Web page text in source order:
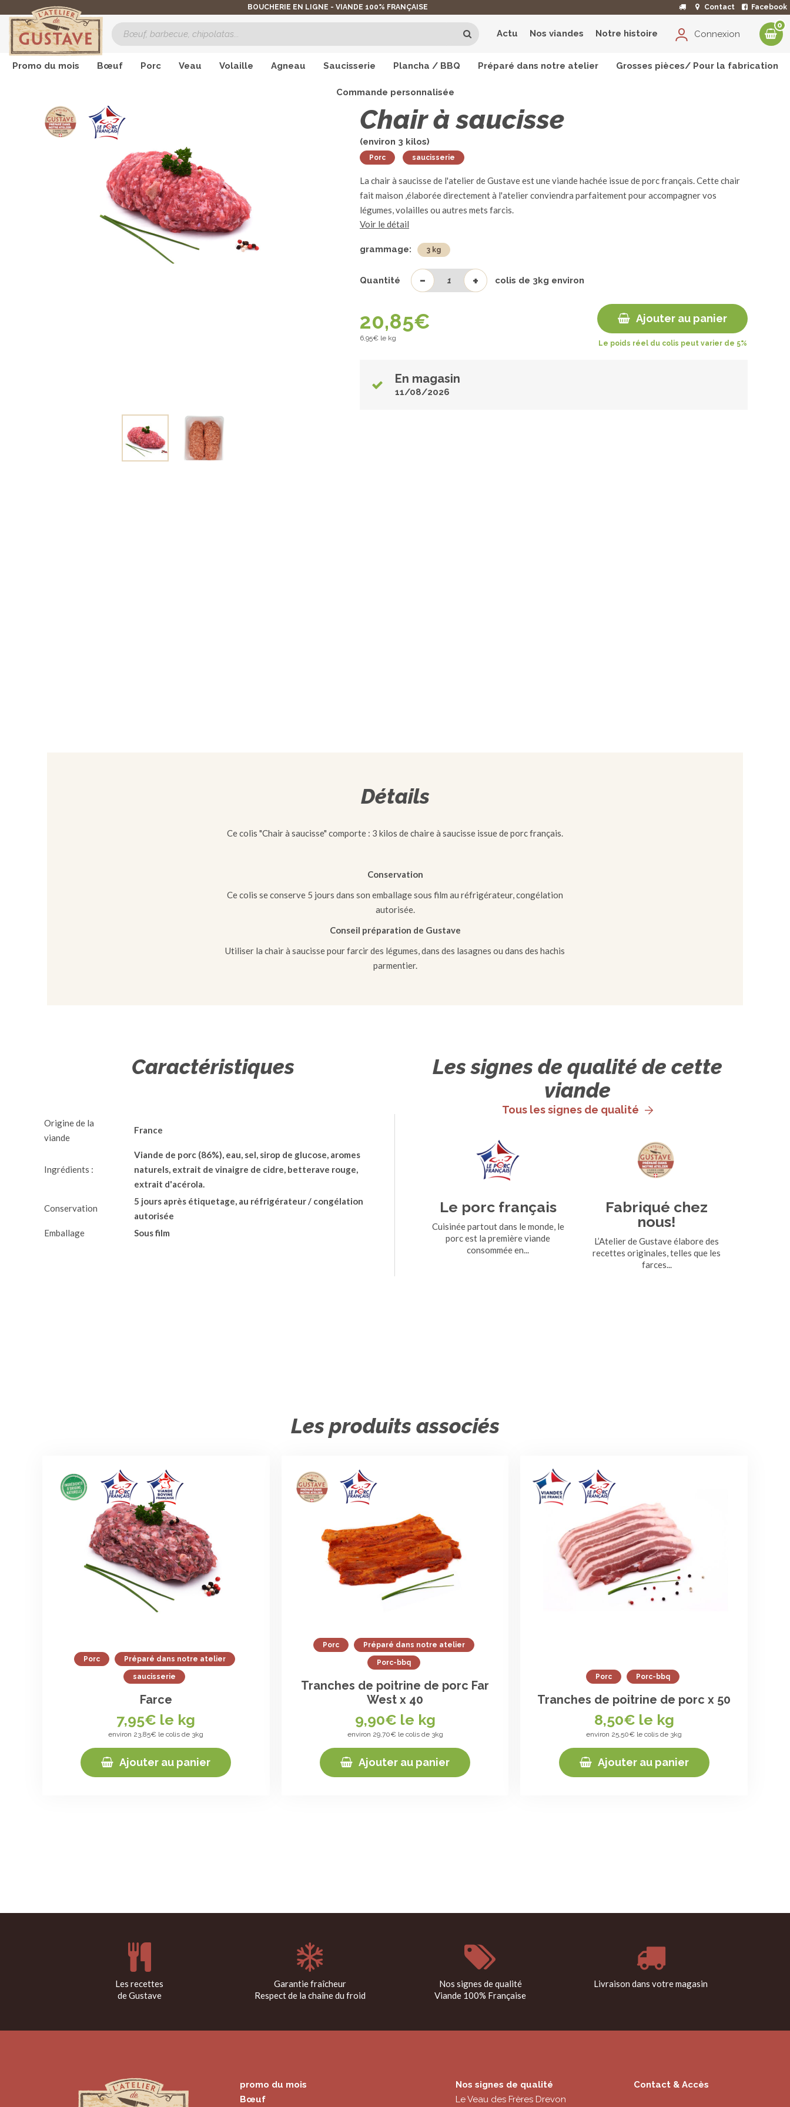
Contact Facebook
BOUCHERIE EN LIGNE - VIANDE 100% FRANÇAISE
Connexion
0
Actu Nos viandes Notre histoire
Promo du mois Bœuf Porc Veau Volaille Agneau Saucisserie Plancha / BBQ Préparé dans notre atelier Grosses pièces/ Pour la fabrication
Commande personnalisée
La viande de Porc>Chair à saucisse
Chair à saucisse
(environ 3 kilos)
Porc saucisserie
La chair à saucisse de l'atelier de Gustave est une viande hachée issue de porc français. Cette chair
fait maison ,élaborée directement à l'atelier conviendra parfaitement pour accompagner vos
légumes, volailles ou autres mets farcis.
Voir le détail
grammage: 3 kg
Quantité - + colis de 3kg environ
20,85€
6,95€ le kg
Ajouter au panier
Le poids réel du colis peut varier de 5%
En magasin
11/08/2026
Détails
Ce colis "Chair à saucisse" comporte : 3 kilos de chaire à saucisse issue de porc français.
Conservation
Ce colis se conserve 5 jours dans son emballage sous film au réfrigérateur, congélation
autorisée.
Conseil préparation de Gustave
Utiliser la chair à saucisse pour farcir des légumes, dans des lasagnes ou dans des hachis
parmentier.
Caractéristiques
Origine de la
viande
France
Ingrédients :
Viande de porc (86%), eau, sel, sirop de glucose, aromes
naturels, extrait de vinaigre de cidre, betterave rouge,
extrait d'acérola.
Conservation
5 jours après étiquetage, au réfrigérateur / congélation
autorisée
Emballage
Sous film
Les signes de qualité de cette
viande
Tous les signes de qualité
Le porc français
Cuisinée partout dans le monde, le
porc est la première viande
consommée en...
Fabriqué chez
nous!
L’Atelier de Gustave élabore des
recettes originales, telles que les
farces...
Les produits associés
Porc Préparé dans notre atelier
saucisserie
Farce
7,95€ le kg
environ 23,85€ le colis de 3kg
Ajouter au panier
Porc Préparé dans notre atelier
Porc-bbq
Tranches de poitrine de porc Far
West x 40
9,90€ le kg
environ 29,70€ le colis de 3kg
Ajouter au panier
Porc Porc-bbq
Tranches de poitrine de porc x 50
8,50€ le kg
environ 25,50€ le colis de 3kg
Ajouter au panier
Les recettes
de Gustave
Garantie fraîcheur
Respect de la chaîne du froid
Nos signes de qualité
Viande 100% Française
Livraison dans votre magasin
promo du mois
Bœuf
Nos signes de qualité
Le Veau des Frères Drevon
Contact & Accès